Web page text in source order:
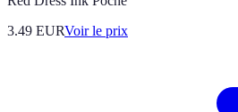
3.49 EURVoir le prix